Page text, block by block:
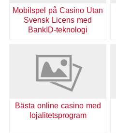
Mobilspel på Casino Utan
Svensk Licens med
BankID-teknologi
Bästa online casino med
lojalitetsprogram